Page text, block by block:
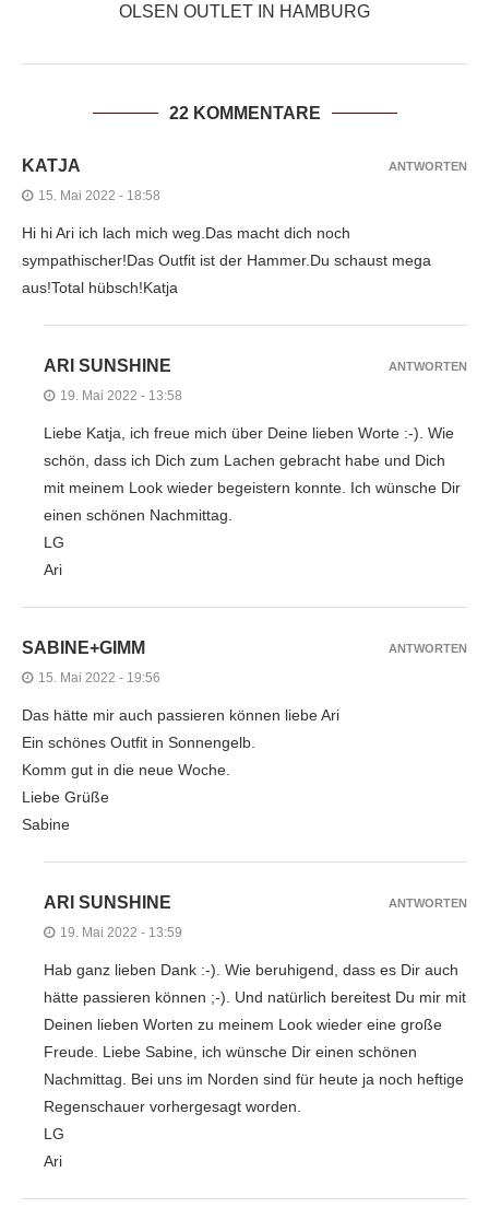
OLSEN OUTLET IN HAMBURG
22 KOMMENTARE
KATJA
15. Mai 2022 - 18:58
Hi hi Ari ich lach mich weg.Das macht dich noch
sympathischer!Das Outfit ist der Hammer.Du schaust mega
aus!Total hübsch!Katja
ANTWORTEN
ARI SUNSHINE
19. Mai 2022 - 13:58
Liebe Katja, ich freue mich über Deine lieben Worte :-). Wie
schön, dass ich Dich zum Lachen gebracht habe und Dich
mit meinem Look wieder begeistern konnte. Ich wünsche Dir
einen schönen Nachmittag.
LG
Ari
ANTWORTEN
SABINE+GIMM
15. Mai 2022 - 19:56
Das hätte mir auch passieren können liebe Ari
Ein schönes Outfit in Sonnengelb.
Komm gut in die neue Woche.
Liebe Grüße
Sabine
ANTWORTEN
ARI SUNSHINE
19. Mai 2022 - 13:59
Hab ganz lieben Dank :-). Wie beruhigend, dass es Dir auch
hätte passieren können ;-). Und natürlich bereitest Du mir mit
Deinen lieben Worten zu meinem Look wieder eine große
Freude. Liebe Sabine, ich wünsche Dir einen schönen
Nachmittag. Bei uns im Norden sind für heute ja noch heftige
Regenschauer vorhergesagt worden.
LG
Ari
ANTWORTEN